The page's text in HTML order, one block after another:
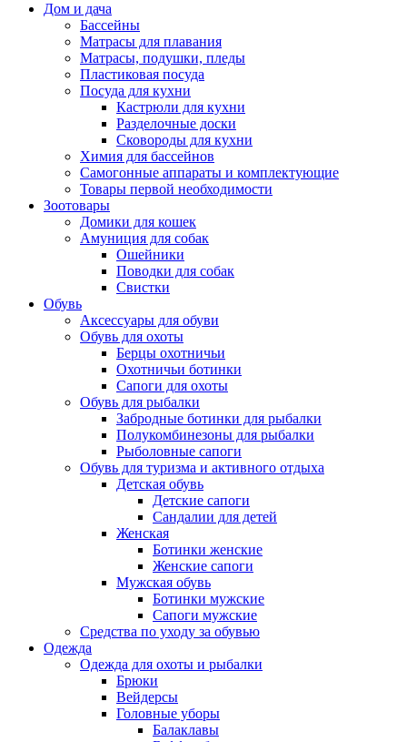
Дом и дача
Бассейны
Матрасы для плавания
Матрасы, подушки, пледы
Пластиковая посуда
Посуда для кухни
Кастрюли для кухни
Разделочные доски
Сковороды для кухни
Химия для бассейнов
Самогонные аппараты и комплектующие
Товары первой необходимости
Зоотовары
Домики для кошек
Амуниция для собак
Ошейники
Поводки для собак
Свистки
Обувь
Аксессуары для обуви
Обувь для охоты
Берцы охотничьи
Охотничьи ботинки
Сапоги для охоты
Обувь для рыбалки
Забродные ботинки для рыбалки
Полукомбинезоны для рыбалки
Рыболовные сапоги
Обувь для туризма и активного отдыха
Детская обувь
Детские сапоги
Сандалии для детей
Женская
Ботинки женские
Женские сапоги
Мужская обувь
Ботинки мужские
Сапоги мужские
Средства по уходу за обувью
Одежда
Одежда для охоты и рыбалки
Брюки
Вейдерсы
Головные уборы
Балаклавы